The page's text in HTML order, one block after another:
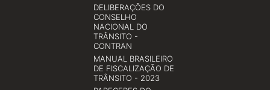
DELIBERAÇÕES DO
CONSELHO
NACIONAL DO
TRÂNSITO -
CONTRAN
MANUAL BRASILEIRO
DE FISCALIZAÇÃO DE
TRÂNSITO - 2023